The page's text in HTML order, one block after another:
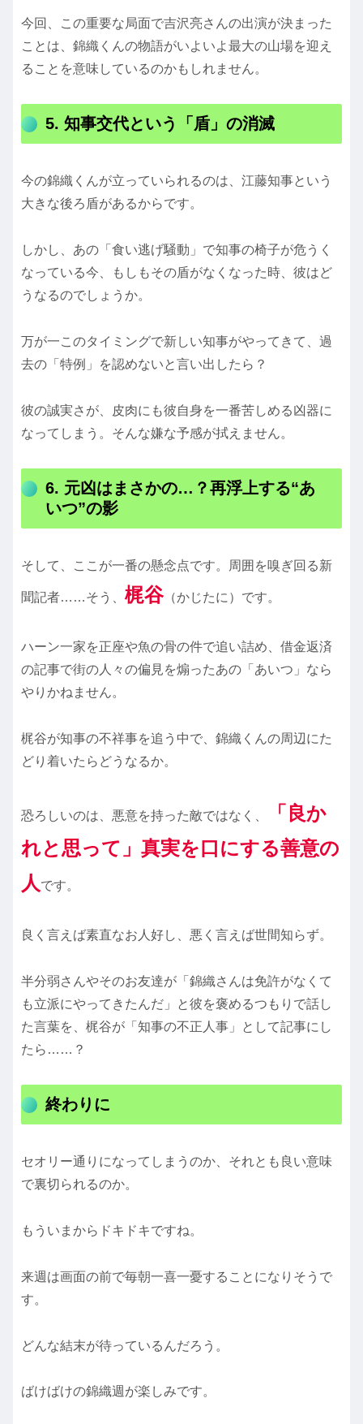
今回、この重要な局面で吉沢亮さんの出演が決まった
ことは、錦織くんの物語がいよいよ最大の山場を迎え
ることを意味しているのかもしれません。
5. 知事交代という「盾」の消滅
今の錦織くんが立っていられるのは、江藤知事という
大きな後ろ盾があるからです。
しかし、あの「食い逃げ騒動」で知事の椅子が危うく
なっている今、もしもその盾がなくなった時、彼はど
うなるのでしょうか。
万が一このタイミングで新しい知事がやってきて、過
去の「特例」を認めないと言い出したら？
彼の誠実さが、皮肉にも彼自身を一番苦しめる凶器に
なってしまう。そんな嫌な予感が拭えません。
6. 元凶はまさかの…？再浮上する“あ
いつ”の影
そして、ここが一番の懸念点です。周囲を嗅ぎ回る新
聞記者……そう、 梶谷（かじたに）です。
ハーン一家を正座や魚の骨の件で追い詰め、借金返済
の記事で街の人々の偏見を煽ったあの「あいつ」なら
やりかねません。
梶谷が知事の不祥事を追う中で、錦織くんの周辺にた
どり着いたらどうなるか。
恐ろしいのは、悪意を持った敵ではなく、
「良か
れと思って」真実を口にする善意の
人 です。
良く言えば素直なお人好し、悪く言えば世間知らず。
半分弱さんやそのお友達が「錦織さんは免許がなくて
も立派にやってきたんだ」と彼を褒めるつもりで話し
た言葉を、梶谷が「知事の不正人事」として記事にし
たら……？
終わりに
セオリー通りになってしまうのか、それとも良い意味
で裏切られるのか。
もういまからドキドキですね。
来週は画面の前で毎朝一喜一憂することになりそうで
す。
どんな結末が待っているんだろう。
ばけばけの錦織週が楽しみです。